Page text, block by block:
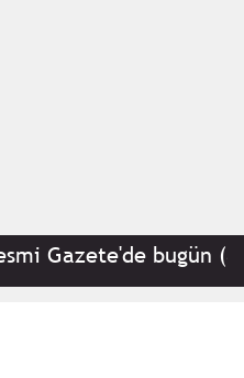
Gazete'de bugün (8